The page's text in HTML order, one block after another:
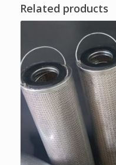
Related products